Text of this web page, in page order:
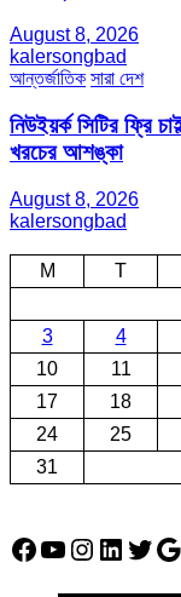
August 8, 2026
kalersongbad
আন্তর্জাতিক সারা দেশ
নিউইয়র্ক সিটির ফ্রি
খরচের আশঙ্কা
August 8, 2026
kalersongbad
M
T
3
4
10
11
17
18
24
25
31
Facebook
YouTube
Instagram